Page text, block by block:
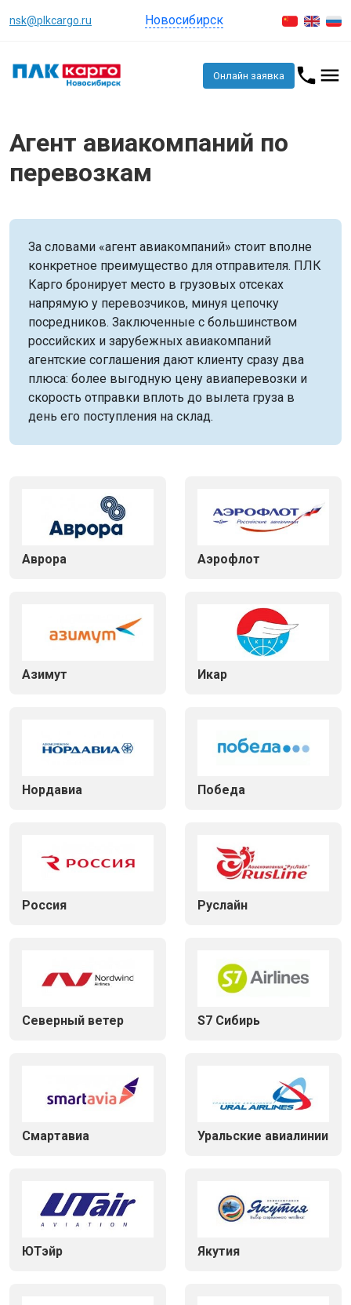
nsk@plkcargo.ru Новосибирск
Онлайн заявка
Агент авиакомпаний по
перевозкам
За словами «агент авиакомпаний» стоит вполне
конкретное преимущество для отправителя. ПЛК
Карго бронирует место в грузовых отсеках
напрямую у перевозчиков, минуя цепочку
посредников. Заключенные с большинством
российских и зарубежных авиакомпаний
агентские соглашения дают клиенту сразу два
плюса: более выгодную цену авиаперевозки и
скорость отправки вплоть до вылета груза в
день его поступления на склад.
Аврора Аэрофлот
Азимут Икар
Нордавиа Победа
Россия Руслайн
Северный ветер S7 Сибирь
Смартавиа Уральские авиалинии
ЮТэйр Якутия